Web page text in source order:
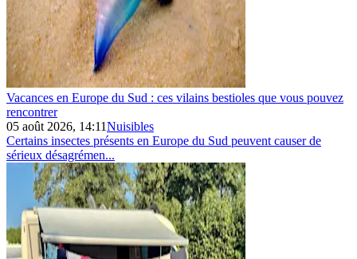
Vacances en Europe du Sud : ces vilains bestioles que vous pouvez
rencontrer
05 août 2026, 14:11Nuisibles
Certains insectes présents en Europe du Sud peuvent causer de
sérieux désagrémen...